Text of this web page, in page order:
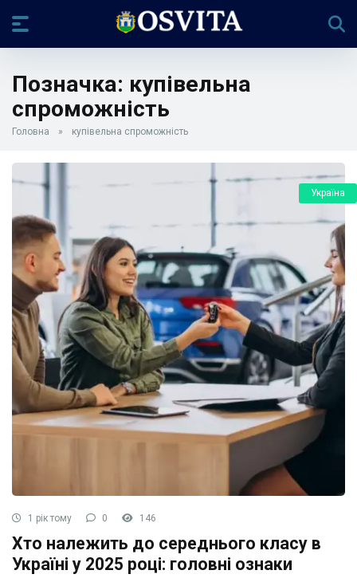
Позначка: купівельна
спроможність
Головна » купівельна спроможність
Україна
1 рік тому 0 146
Хто належить до середнього класу в
Україні у 2025 році: головні ознаки